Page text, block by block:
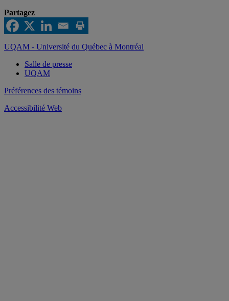
Partagez
UQAM - Université du Québec à Montréal
Salle de presse
UQAM
Préférences des témoins
Accessibilité Web